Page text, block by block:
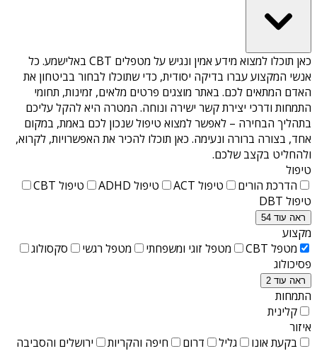
כאן תוכלו למצוא מידע אמין ונגיש על מטפלים CBT באלישמע
. כל
אנשי המקצוע עברו בדיקה יסודית, כדי שתוכלו לבחור בביטחון את
האדם המתאים לכם. באתר מוצגים פרטים מלאים, זמינות, תחומי
התמחות ודרכי יצירת קשר ישירה ונוחה. המטרה היא להקל עליכם
בתהליך הבחירה – לאפשר למצוא טיפול שנכון לכם באמת, במקום
אחד, בצורה ברורה ונעימה. כאן תוכלו להכיר את האפשרויות, לקרוא,
ולהחליט בקצב שלכם.
טיפול
הדרכת הורים
טיפול ACT טיפול ADHD
טיפול CBT
טיפול DBT
ראה עוד 54
מקצוע
מטפל CBT
מטפל זוגי ומשפחתי מטפל רגשי
סקסולוג
פסיכולוג
ראה עוד 2
התמחות
קלינית
איזור
בקעת אונו
גליל דרום חיפה והקריות ירושלים והסביבה